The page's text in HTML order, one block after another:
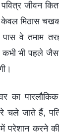
जीवन
मिठास
वे तमाम
भी पहले जैसा
का
जाते हैं,
परेशान करने